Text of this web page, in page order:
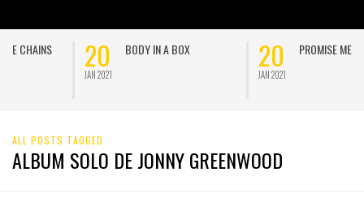
20 BODY IN A BOX 20 PROMISE ME
ALL POSTS TAGGED
ALBUM SOLO DE JONNY GREENWOOD